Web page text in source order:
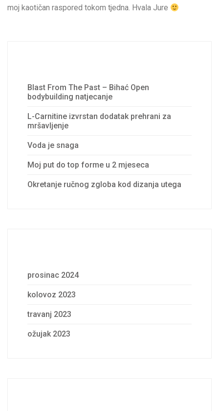
moj kaotičan raspored tokom tjedna. Hvala Jure
Blast From The Past – Bihać Open
bodybuilding natjecanje
L-Carnitine izvrstan dodatak prehrani za
mršavljenje
Voda je snaga
Moj put do top forme u 2 mjeseca
Okretanje ručnog zgloba kod dizanja utega
prosinac 2024
kolovoz 2023
travanj 2023
ožujak 2023